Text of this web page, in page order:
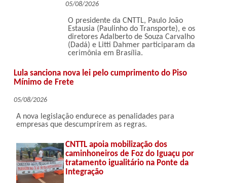
05/08/2026
O presidente da CNTTL, Paulo João
Estausia (Paulinho do Transporte), e os
diretores Adalberto de Souza Carvalho
(Dadá) e Litti Dahmer participaram da
cerimônia em Brasília.
Lula sanciona nova lei pelo cumprimento do Piso
Mínimo de Frete
05/08/2026
A nova legislação endurece as penalidades para
empresas que descumprirem as regras.
CNTTL apoia mobilização dos
caminhoneiros de Foz do Iguaçu por
tratamento igualitário na Ponte da
Integração